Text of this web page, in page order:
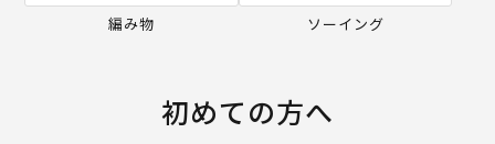
編み物 ソーイング
初めての方へ